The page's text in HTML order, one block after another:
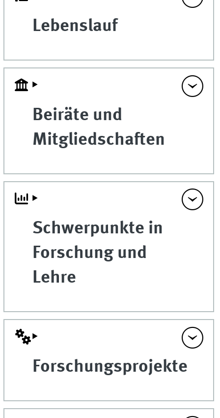
Lebenslauf
Beiräte und
Mitgliedschaften
Schwerpunkte in
Forschung und
Lehre
Forschungsprojekte